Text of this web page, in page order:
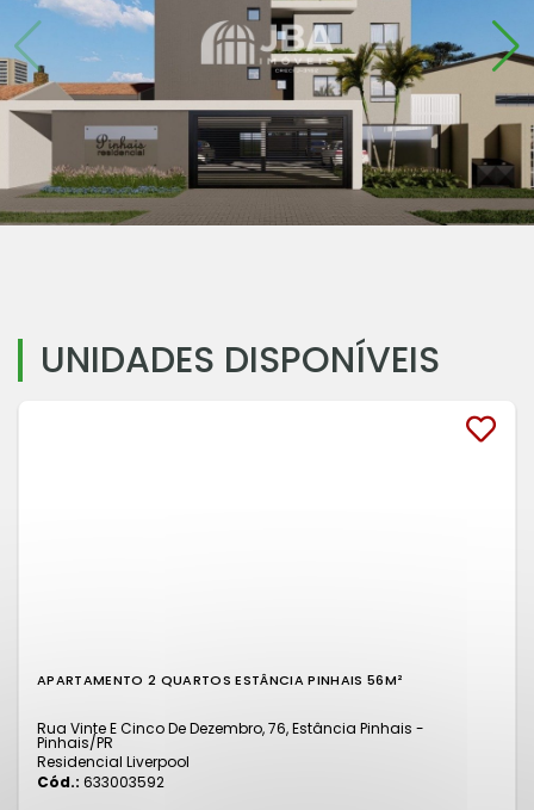
UNIDADES DISPONÍVEIS
APARTAMENTO 2 QUARTOS ESTÂNCIA PINHAIS 56M²
Rua Vinte E Cinco De Dezembro, 76, Estância Pinhais -
Pinhais/PR
Residencial Liverpool
Cód.: 633003592